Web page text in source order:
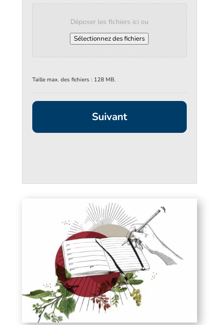
Déposer les fichiers ici ou
Sélectionnez des fichiers
Taille max. des fichiers : 128 MB.